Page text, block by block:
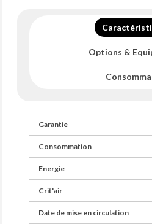
- GARANTIE JUSQU'A 60
- VISITE VIRTUELLE
- LIVRAISON DANS TOUTE LA
- RAPPORT D'INSPECTION
SUR NOTRE SITE WEB
Prix hors frais de mise à la
incluant :
- Gestion admnistrative
Options &
Garantie
Consommation
Energie
Crit'air
Date de mise en circulation